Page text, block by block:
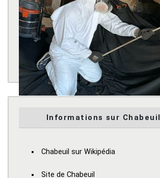
Informations sur
Chabeuil sur Wikipédia
Site de Chabeuil